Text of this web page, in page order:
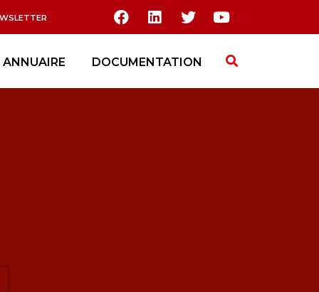
ANNUAIRE DOCUMENTATION